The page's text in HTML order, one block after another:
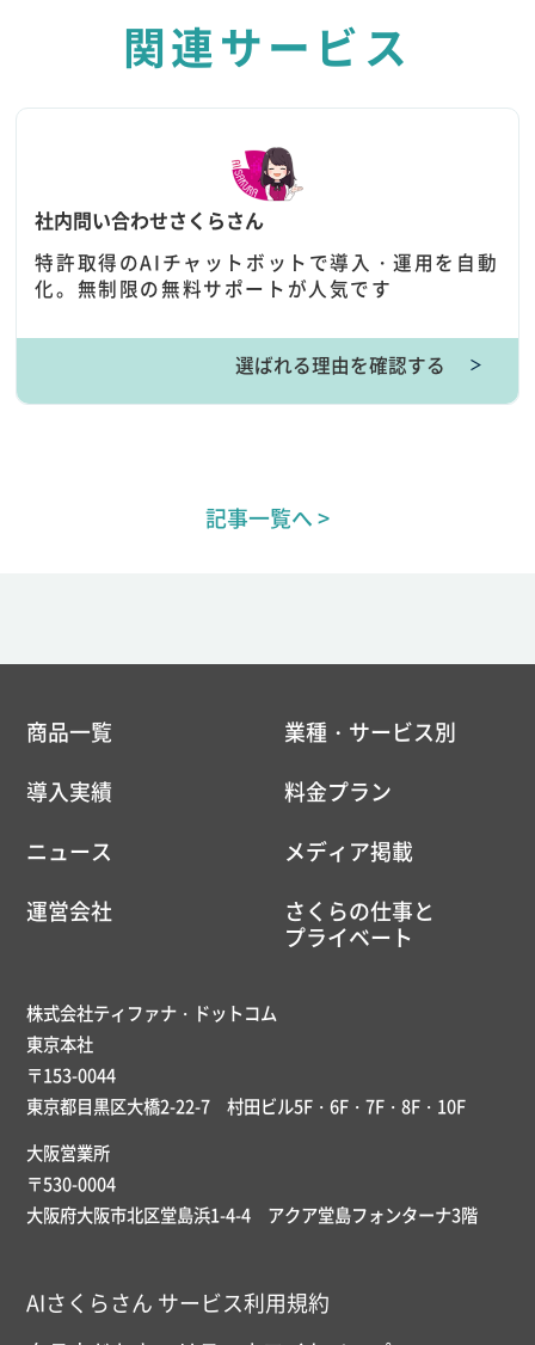
関連サービス
社内問い合わせさくらさん
特許取得のAIチャットボットで導入・運用を自動
化。無制限の無料サポートが人気です
選ばれる理由を確認する ＞
記事一覧へ >
商品一覧
業種・サービス別
導入実績
料金プラン
ニュース
メディア掲載
運営会社
さくらの仕事と
プライベート
株式会社ティファナ・ドットコム
東京本社
〒153-0044
東京都目黒区大橋2-22-7 村田ビル5F・6F・7F・8F・10F
大阪営業所
〒530-0004
大阪府大阪市北区堂島浜1-4-4 アクア堂島フォンターナ3階
AIさくらさん サービス利用規約